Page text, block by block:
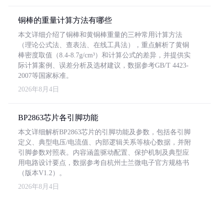
铜棒的重量计算方法有哪些
本文详细介绍了铜棒和黄铜棒重量的三种常用计算方法
（理论公式法、查表法、在线工具法），重点解析了黄铜
棒密度取值（8.4-8.7g/cm³）和计算公式的差异，并提供实
际计算案例、误差分析及选材建议，数据参考GB/T 4423-
2007等国家标准。
2026年8月4日
BP2863芯片各引脚功能
本文详细解析BP2863芯片的引脚功能及参数，包括各引脚
定义、典型电压/电流值、内部逻辑关系等核心数据，并附
引脚参数对照表。内容涵盖驱动配置、保护机制及典型应
用电路设计要点，数据参考自杭州士兰微电子官方规格书
（版本V1.2）。
2026年8月4日